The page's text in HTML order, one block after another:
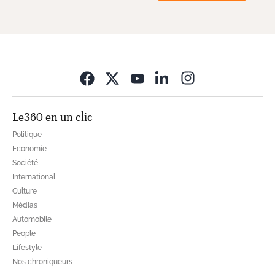
Le360 en un clic
Politique
Economie
Société
International
Culture
Médias
Automobile
People
Lifestyle
Nos chroniqueurs